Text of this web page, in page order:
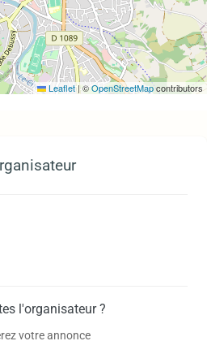
Leaflet |©OpenStreetMapcontributors
l'organisateur ?
votre annonce